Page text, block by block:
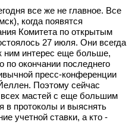
все же не главное. Все
когда появятся
Комитета по открытым
27 июля. Они всегда
ним интерес еще больше,
по окончании последнего
пресс-конференции
Поэтому сейчас
всех мастей с еще большим
в протоколы и выяснять
учетной ставки, а кто -